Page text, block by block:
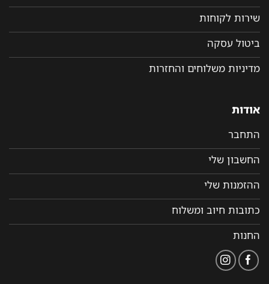
שירות לקוחות
ביטול עסקה
מדיניות משלוחים והחזרות
אודות
התחבר
החשבון שלי
ההזמנות שלי
כתובות חיוב ומשלוח
החנות